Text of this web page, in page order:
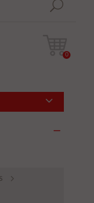
0